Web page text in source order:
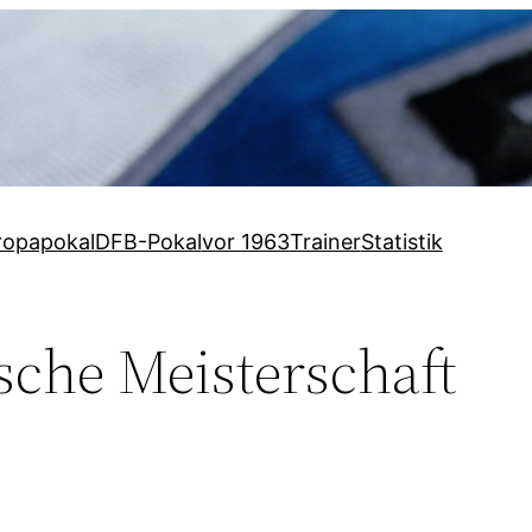
DFB-Pokalvor 1963TrainerStatistik
Meisterschaft